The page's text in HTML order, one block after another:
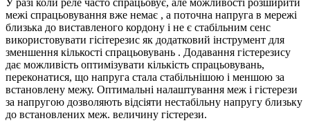
У разі коли реле часто спрацьовує, але можливості розширити
межі спрацьовування вже немає , а поточна напруга в мережі
близька до виставленого кордону і не є стабільним сенс
використовувати гісітерезис як додатковий інструмент для
зменшення кількості спрацьовувань . Додавання гістерезису
дає можливість оптимізувати кількість спрацьовувань,
переконатися, що напруга стала стабільнішою і меншою за
встановлену межу. Оптимальні налаштування меж і гістерези
за напругою дозволяють відсіяти нестабільну напругу близьку
до встановлених меж. величину гістерези.